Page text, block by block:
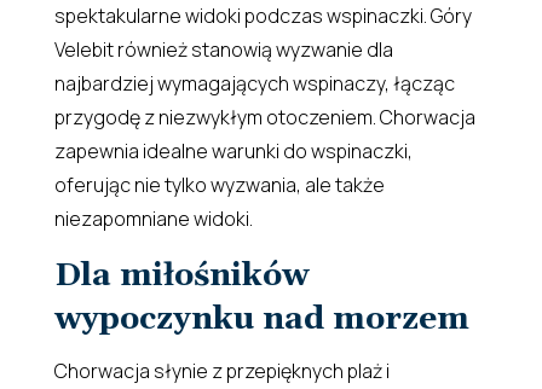
spektakularne widoki podczas wspinaczki. Góry
Velebit również stanowią wyzwanie dla
najbardziej wymagających wspinaczy, łącząc
przygodę z niezwykłym otoczeniem. Chorwacja
zapewnia idealne warunki do wspinaczki,
oferując nie tylko wyzwania, ale także
niezapomniane widoki.
Dla miłośników
wypoczynku nad morzem
Chorwacja słynie z przepięknych plaż i